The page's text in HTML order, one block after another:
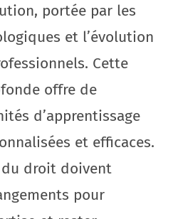
portée par les
et l’évolution
Cette
offre de
d’apprentissage
et efficaces.
du droit doivent
pour